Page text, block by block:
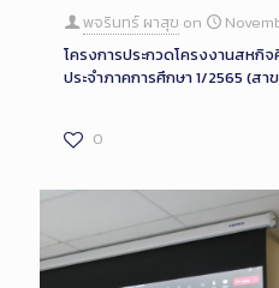
พจรินทร์ ผาสุข on
โครงการประกวดโครงงานสหกิ
ประจำภาคการศึกษา 1/2565 (ส
0